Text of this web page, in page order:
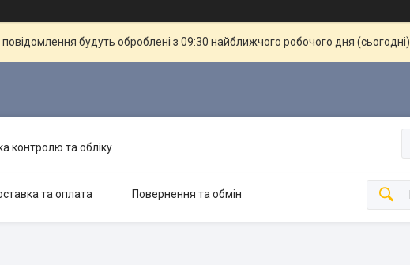
будуть оброблені з 09:30 найближчого робочого дня (сьогодні).
контролю та обліку
та оплата Повернення та обмін